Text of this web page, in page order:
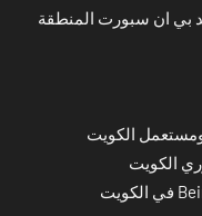
بي ان سبورت المنطقة
ومستعمل الكويت
الكويت